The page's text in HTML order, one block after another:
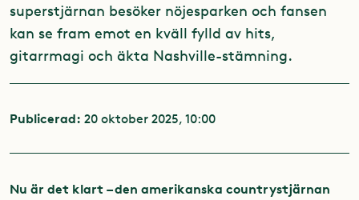
superstjärnan besöker nöjesparken och fansen
kan se fram emot en kväll fylld av hits,
gitarrmagi och äkta Nashville-stämning.
Publicerad: 20 oktober 2025, 10:00
Nu är det klart – den amerikanska countrystjärnan